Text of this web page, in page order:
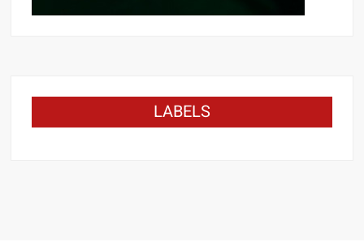
LABELS